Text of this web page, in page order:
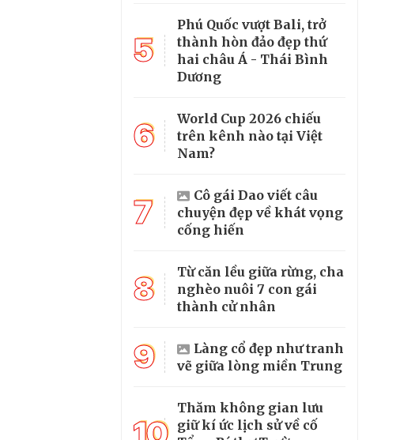
5
Phú Quốc vượt Bali, trở
thành hòn đảo đẹp thứ
hai châu Á - Thái Bình
Dương
6
World Cup 2026 chiếu
trên kênh nào tại Việt
Nam?
7
Cô gái Dao viết câu
chuyện đẹp về khát vọng
cống hiến
8
Từ căn lều giữa rừng, cha
nghèo nuôi 7 con gái
thành cử nhân
9
Làng cổ đẹp như tranh
vẽ giữa lòng miền Trung
Thăm không gian lưu
giữ kí ức lịch sử về cố